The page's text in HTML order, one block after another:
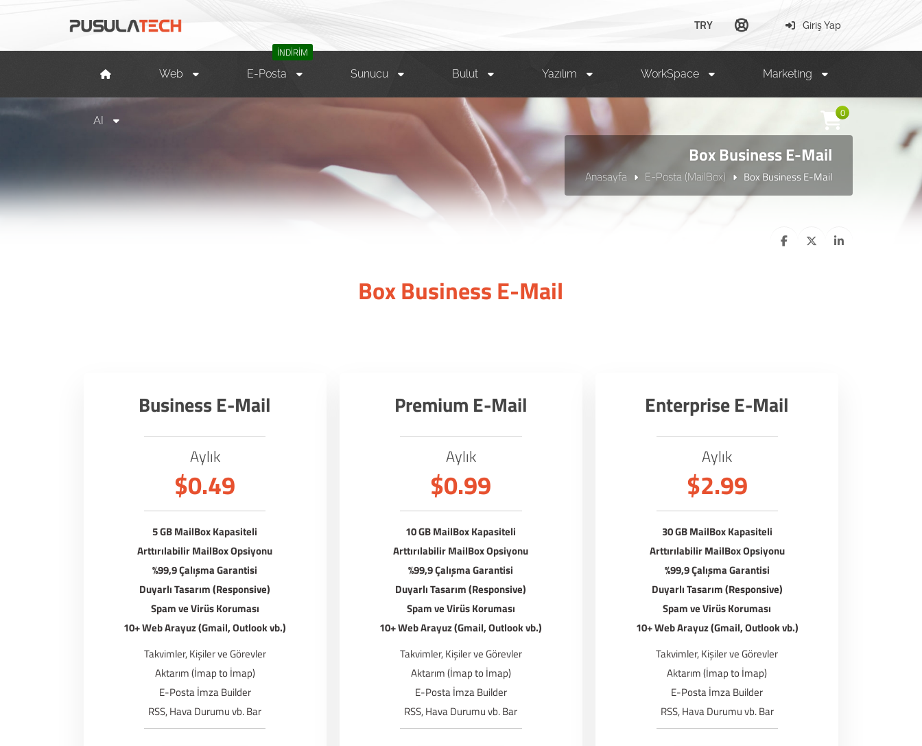
Giriş Yap
TRY
Web
İNDİRİM
E-Posta Sunucu Bulut Yazılım WorkSpace Marketing
AI
0
Box Business E-Mail
Anasayfa E-Posta (MailBox) Box Business E-Mail
Box Business E-Mail
Business E-Mail
Aylık
$0.49
5 GB MailBox Kapasiteli
Arttırılabilir MailBox Opsiyonu
%99,9 Çalışma Garantisi
Duyarlı Tasarım (Responsive)
Spam ve Virüs Koruması
10+ Web Arayuz (Gmail, Outlook vb.)
Takvimler, Kişiler ve Görevler
Aktarım (İmap to İmap)
E-Posta İmza Builder
RSS, Hava Durumu vb. Bar
Premium E-Mail
Aylık
$0.99
10 GB MailBox Kapasiteli
Arttırılabilir MailBox Opsiyonu
%99,9 Çalışma Garantisi
Duyarlı Tasarım (Responsive)
Spam ve Virüs Koruması
10+ Web Arayuz (Gmail, Outlook vb.)
Takvimler, Kişiler ve Görevler
Aktarım (İmap to İmap)
E-Posta İmza Builder
RSS, Hava Durumu vb. Bar
Enterprise E-Mail
Aylık
$2.99
30 GB MailBox Kapasiteli
Arttırılabilir MailBox Opsiyonu
%99,9 Çalışma Garantisi
Duyarlı Tasarım (Responsive)
Spam ve Virüs Koruması
10+ Web Arayuz (Gmail, Outlook vb.)
Takvimler, Kişiler ve Görevler
Aktarım (İmap to İmap)
E-Posta İmza Builder
RSS, Hava Durumu vb. Bar